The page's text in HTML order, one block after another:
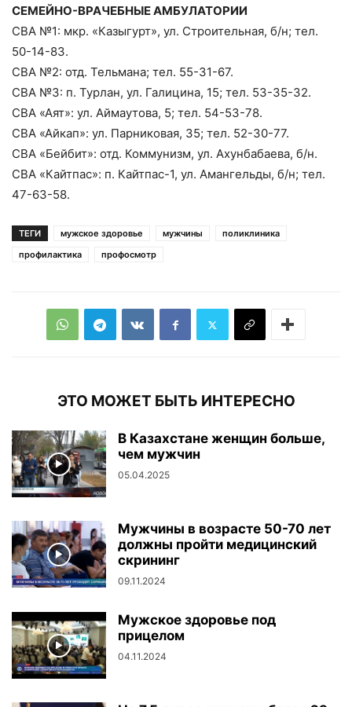
СЕМЕЙНО-ВРАЧЕБНЫЕ АМБУЛАТОРИИ
СВА №1: мкр. «Казыгурт», ул. Строительная, б/н; тел.
50-14-83.
СВА №2: отд. Тельмана; тел. 55-31-67.
СВА №3: п. Турлан, ул. Галицина, 15; тел. 53-35-32.
СВА «Аят»: ул. Аймаутова, 5; тел. 54-53-78.
СВА «Айкап»: ул. Парниковая, 35; тел. 52-30-77.
СВА «Бейбит»: отд. Коммунизм, ул. Ахунбабаева, б/н.
СВА «Кайтпас»: п. Кайтпас-1, ул. Амангельды, б/н; тел.
47-63-58.
ТЕГИ мужское здоровье мужчины
поликлиника
профилактика
профосмотр
ЭТО МОЖЕТ БЫТЬ ИНТЕРЕСНО
В Казахстане женщин больше,
чем мужчин
05.04.2025
Мужчины в возрасте 50-70 лет
должны пройти медицинский
скрининг
09.11.2024
Мужское здоровье под
прицелом
04.11.2024